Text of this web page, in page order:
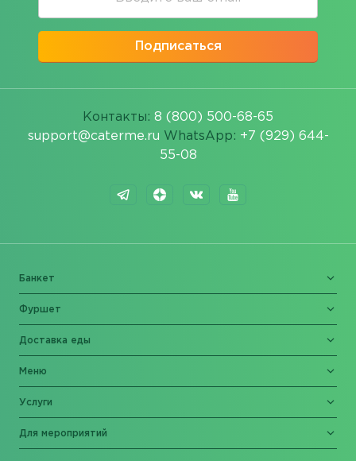
Подписаться
Контакты: 8 (800) 500-68-65
support@caterme.ru WhatsApp: +7 (929) 644-
55-08
Банкет
Фуршет
Доставка еды
Меню
Услуги
Для мероприятий